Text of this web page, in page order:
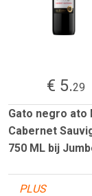
€ 5.29
Gato negro ato
Cabernet
750 ML bij
PLUS